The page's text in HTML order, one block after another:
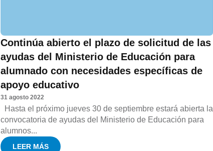
Continúa abierto el plazo de solicitud de las
ayudas del Ministerio de Educación para
alumnado con necesidades específicas de
apoyo educativo
31 agosto 2022
Hasta el próximo jueves 30 de septiembre estará abierta la
convocatoria de ayudas del Ministerio de Educación para
alumnos...
LEER MÁS